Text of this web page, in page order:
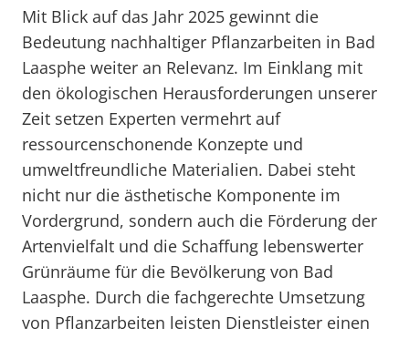
Mit Blick auf das Jahr 2025 gewinnt die
Bedeutung nachhaltiger Pflanzarbeiten in Bad
Laasphe weiter an Relevanz. Im Einklang mit
den ökologischen Herausforderungen unserer
Zeit setzen Experten vermehrt auf
ressourcenschonende Konzepte und
umweltfreundliche Materialien. Dabei steht
nicht nur die ästhetische Komponente im
Vordergrund, sondern auch die Förderung der
Artenvielfalt und die Schaffung lebenswerter
Grünräume für die Bevölkerung von Bad
Laasphe. Durch die fachgerechte Umsetzung
von Pflanzarbeiten leisten Dienstleister einen